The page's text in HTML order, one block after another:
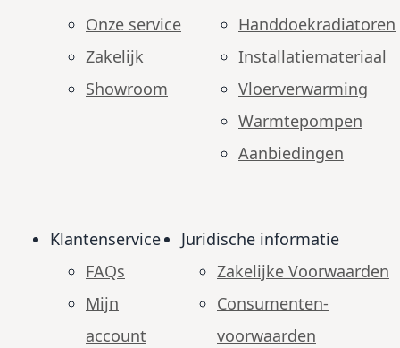
Onze service
Zakelijk
Showroom
Handdoekradiatoren
Installatiemateriaal
Vloerverwarming
Warmtepompen
Aanbiedingen
Klantenservice
FAQs
Mijn
account
Juridische informatie
Zakelijke Voorwaarden
Consumenten­
voorwaarden